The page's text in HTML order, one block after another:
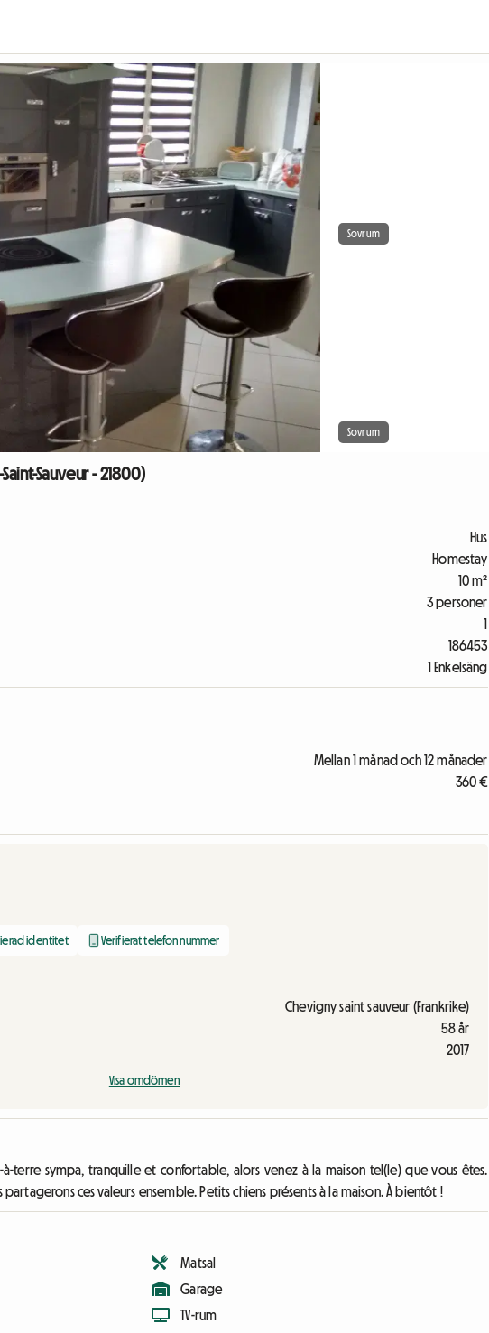
Sovrum
Sovrum
Sauveur - 21800)
Hus
Homestay
10 m²
3 personer
1
186453
1 Enkelsäng
Mellan 1 månad och 12 månader
360 €
identitet Verifierat telefonnummer
Chevigny saint sauveur (Frankrike)
58 år
2017
Visa omdömen
à-terre sympa, tranquille et confortable, alors venez à la maison tel(le) que vous êtes.
ces valeurs ensemble. Petits chiens présents à la maison. À bientôt !
Matsal
Garage
TV-rum